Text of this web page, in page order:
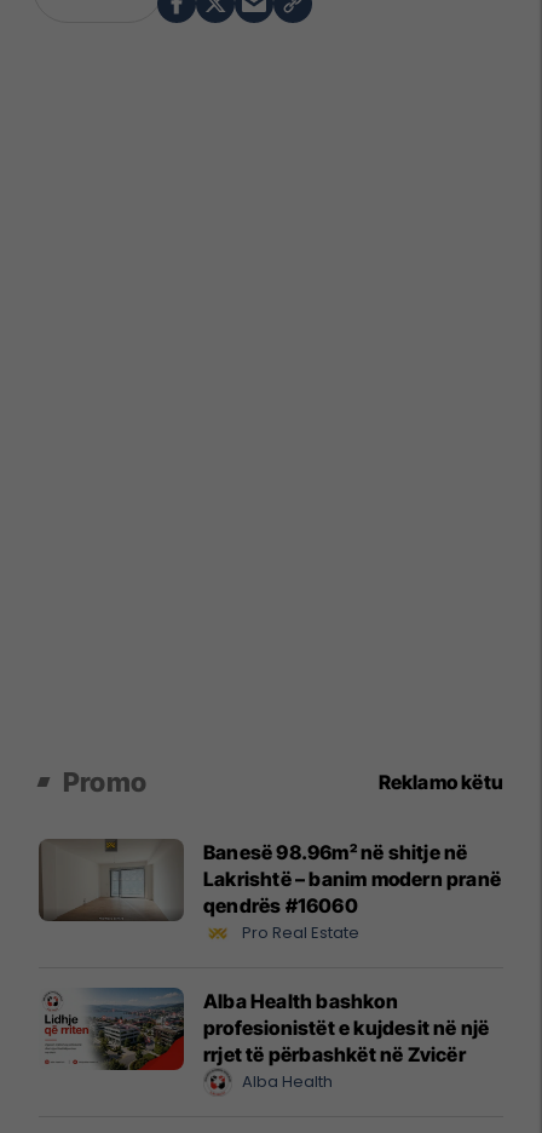
Promo Reklamo këtu
Banesë 98.96m² në shitje në
Lakrishtë – banim modern pranë
qendrës #16060
Pro Real Estate
Alba Health bashkon
profesionistët e kujdesit në një
rrjet të përbashkët në Zvicër
Alba Health